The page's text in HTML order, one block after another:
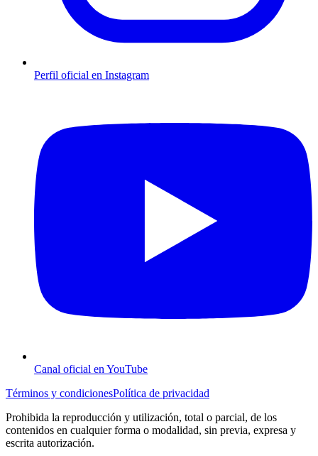
Perfil oficial en Instagram
Canal oficial en YouTube
Términos y condicionesPolítica de privacidad
Prohibida la reproducción y utilización, total o parcial, de los
contenidos en cualquier forma o modalidad, sin previa, expresa y
escrita autorización.